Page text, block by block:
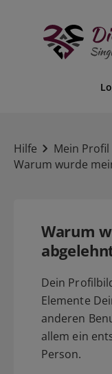
Hilfe
Mein Profil
Warum wurde
Warum
Dein
Elemente
anderen
allem ein
Person.